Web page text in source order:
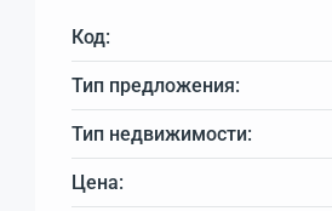
Код:
Тип предложения:
Тип недвижимости:
Цена: